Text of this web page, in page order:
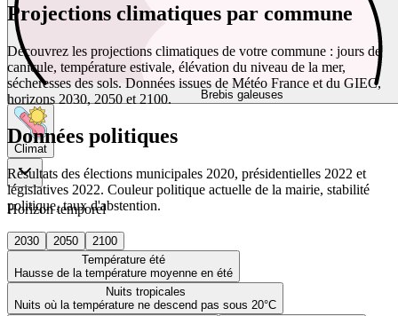
Brebis galeuses
Climat
Horizon temporel
2030 2050
2100
Température été
Hausse de la température moyenne en été
Nuits tropicales
Nuits où la température ne descend pas sous 20°C
Projections climatiques par commune
Découvrez les projections climatiques de votre commune : jours de
canicule, température estivale, élévation du niveau de la mer,
sécheresses des sols. Données issues de Météo France et du GIEC,
horizons 2030, 2050 et 2100.
Données politiques
Résultats des élections municipales 2020, présidentielles 2022 et
législatives 2022. Couleur politique actuelle de la mairie, stabilité
politique, taux d'abstention.